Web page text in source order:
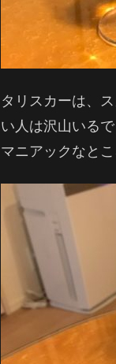
タリスカーは、
い人は沢山いる
マニアックなと